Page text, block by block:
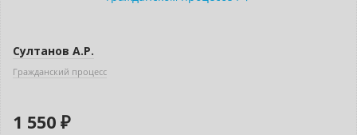
Султанов А.Р.
Гражданский процесс
1 550 ₽